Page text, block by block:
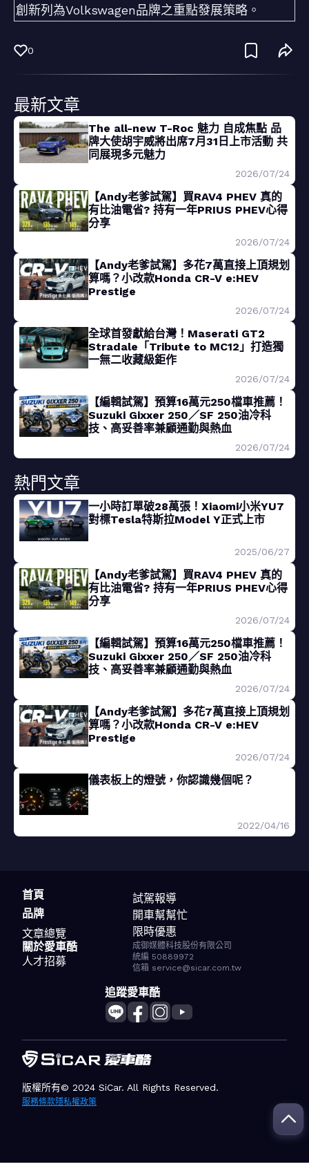
創新列為Volkswagen品牌之重點發展策略。
0
最新文章
The all-new T-Roc 魅力 自成焦點 品
牌大使胡宇威將出席7月31日上市活動 共
同展現多元魅力
2026/07/24
【Andy老爹試駕】買RAV4 PHEV 真的
有比油電省? 持有一年PRIUS PHEV心得
分享
2026/07/24
【Andy老爹試駕】多花7萬直接上頂規划
算嗎？小改款Honda CR-V e:HEV
Prestige
2026/07/24
全球首發獻給台灣！Maserati GT2
Stradale「Tribute to MC12」打造獨
一無二收藏級鉅作
2026/07/24
【編輯試駕】預算16萬元250檔車推薦！
Suzuki Gixxer 250／SF 250油冷科
技、高妥善率兼顧通勤與熱血
2026/07/24
熱門文章
一小時訂單破28萬張！Xiaomi小米YU7
對標Tesla特斯拉Model Y正式上市
2025/06/27
【Andy老爹試駕】買RAV4 PHEV 真的
有比油電省? 持有一年PRIUS PHEV心得
分享
2026/07/24
【編輯試駕】預算16萬元250檔車推薦！
Suzuki Gixxer 250／SF 250油冷科
技、高妥善率兼顧通勤與熱血
2026/07/24
【Andy老爹試駕】多花7萬直接上頂規划
算嗎？小改款Honda CR-V e:HEV
Prestige
2026/07/24
儀表板上的燈號，你認識幾個呢？
2022/04/16
首頁
品牌
文章總覽
試駕報導
開車幫幫忙
限時優惠
關於愛車酷
人才招募
成御媒體科技股份有限公司
統編 50889972
信箱 service@sicar.com.tw
追蹤愛車酷
版權所有© 2024 SiCar. All Rights Reserved.
服務條款隱私權政策